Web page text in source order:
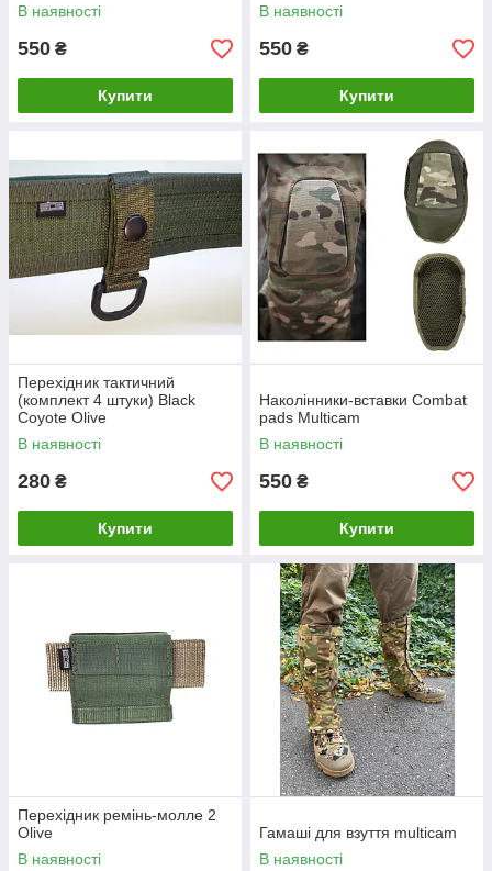
В наявності
550 ₴
Купити
В наявності
550 ₴
Купити
Перехідник тактичний
(комплект 4 штуки) Black
Coyote Olive
В наявності
280 ₴
Купити
Наколінники-вставки Combat
pads Multicam
В наявності
550 ₴
Купити
Перехідник ремінь-молле 2
Olive
В наявності
Гамаші для взуття multicam
В наявності